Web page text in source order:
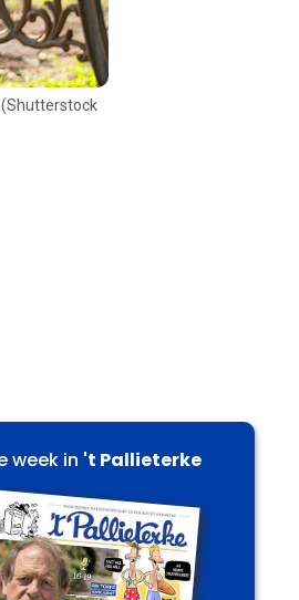
(Shutterstock
week in 't Pallieterke